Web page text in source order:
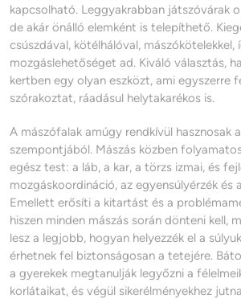
kapcsolható. Leggyakrabban játszóvárak
de akár önálló elemként is telepíthető.
csúszdával, kötélhálóval,
mozgáslehetőséget ad. Kiváló választás,
kertben egy olyan eszközt, ami egyszerre
szórakoztat, ráadásul helytakarékos is.
A mászófalak amúgy rendkívül hasznosak
szempontjából. Mászás közben
egész test: a láb, a kar, a törzs izmai, és
mozgáskoordináció, az egyensúlyérzék és
Emellett erősíti a kitartást és a
hiszen minden mászás során dönteni kell,
lesz a legjobb, hogyan helyezzék el a
érhetnek fel biztonságosan a tetejére.
a gyerekek megtanulják legyőzni a
korlátaikat, és végül sikerélményekhez